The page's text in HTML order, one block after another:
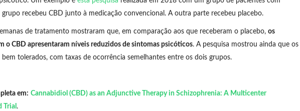
grupo recebeu CBD junto à medicação convencional. A outra parte recebeu placebo.
de tratamento mostraram que, em comparação aos que receberam o placebo, os
o CBD apresentaram níveis reduzidos de sintomas psicóticos. A pesquisa mostrou ainda que os
tolerados, com taxas de ocorrência semelhantes entre os dois grupos.
em: Cannabidiol (CBD) as an Adjunctive Therapy in Schizophrenia: A Multicenter
Trial .